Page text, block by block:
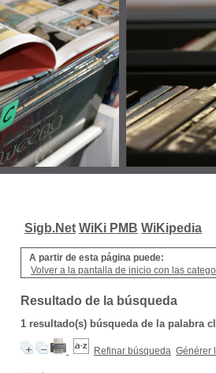
Sigb.Net WiKi PMB WiKipedia
A partir de esta página puede:
Volver a la pantalla de inicio con las
Resultado de la búsqueda
1 resultado(s) búsqueda de la palabra
Refinar búsqueda Générer